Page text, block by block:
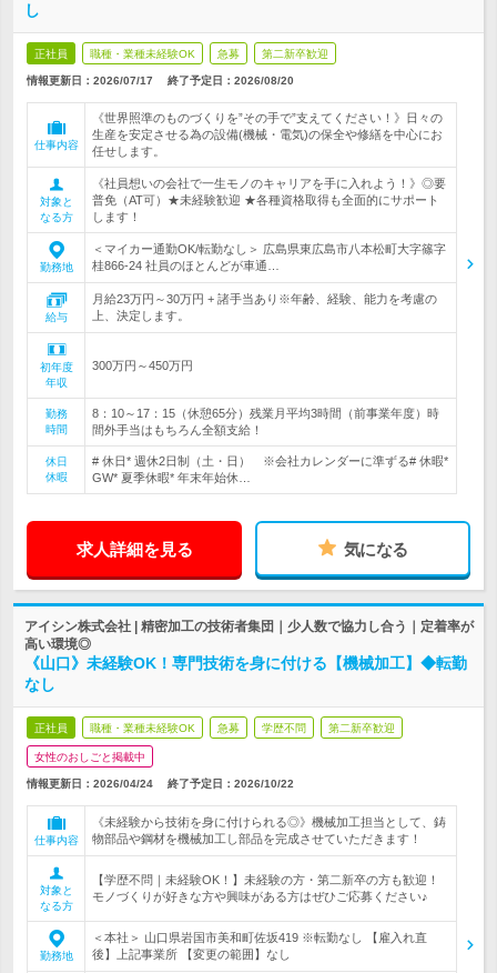
し
正社員 職種・業種未経験OK 急募 第二新卒歓迎
情報更新日：2026/07/17 終了予定日： 2026/08/20
仕事内容
《世界照準のものづくりを”その手で”支えてください！》日々の
生産を安定させる為の設備(機械・電気)の保全や修繕を中心にお
任せします。
対象と
なる方
《社員想いの会社で一生モノのキャリアを手に入れよう！》◎要
普免（AT可）★未経験歓迎 ★各種資格取得も全面的にサポート
します！
勤務地
＜マイカー通勤OK/転勤なし＞ 広島県東広島市八本松町大字篠字
桂866-24 社員のほとんどが車通…
給与
月給23万円～30万円 + 諸手当あり※年齢、経験、能力を考慮の
上、決定します。
初年度
年収
300万円～450万円
勤務
時間
8：10～17：15（休憩65分）残業月平均3時間（前事業年度）時
間外手当はもちろん全額支給！
休日
休暇
# 休日* 週休2日制（土・日） ※会社カレンダーに準ずる# 休暇*
GW* 夏季休暇* 年末年始休…
求人詳細を見る 気になる
アイシン株式会社 | 精密加工の技術者集団｜少人数で協力し合う｜定着率が
高い環境◎
《山口》未経験OK！専門技術を身に付ける【機械加工】◆転勤
なし
正社員 職種・業種未経験OK 急募 学歴不問 第二新卒歓迎
女性のおしごと掲載中
情報更新日：2026/04/24 終了予定日： 2026/10/22
仕事内容
《未経験から技術を身に付けられる◎》機械加工担当として、鋳
物部品や鋼材を機械加工し部品を完成させていただきます！
対象と
なる方
【学歴不問｜未経験OK！】未経験の方・第二新卒の方も歓迎！
モノづくりが好きな方や興味がある方はぜひご応募ください♪
勤務地
＜本社＞ 山口県岩国市美和町佐坂419 ※転勤なし 【雇入れ直
後】上記事業所 【変更の範囲】なし